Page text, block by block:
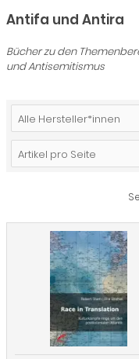
Antifa und Antira
Bücher zu den
und Antisemitismus
Alle Hersteller*innen
Artikel pro Seite